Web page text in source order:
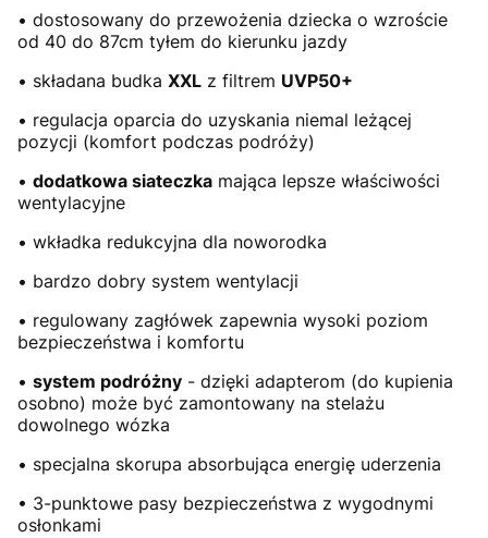
• dostosowany do przewożenia dziecka o wzroście
od 40 do 87cm tyłem do kierunku jazdy
• składana budka XXL z filtrem UVP50+
• regulacja oparcia do uzyskania niemal leżącej
pozycji (komfort podczas podróży)
• dodatkowa siateczka mająca lepsze właściwości
wentylacyjne
• wkładka redukcyjna dla noworodka
• bardzo dobry system wentylacji
• regulowany zagłówek zapewnia wysoki poziom
bezpieczeństwa i komfortu
• system podróżny - dzięki adapterom (do kupienia
osobno) może być zamontowany na stelażu
dowolnego wózka
• specjalna skorupa absorbująca energię uderzenia
• 3-punktowe pasy bezpieczeństwa z wygodnymi
osłonkami